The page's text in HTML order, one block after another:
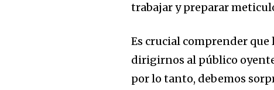
trabajar y preparar
Es crucial comprender
dirigirnos al público
por lo tanto, debemos